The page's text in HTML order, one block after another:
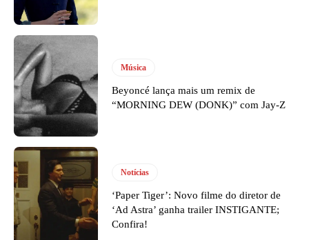
Música
Beyoncé lança mais um remix de
“MORNING DEW (DONK)” com Jay-Z
Notícias
‘Paper Tiger’: Novo filme do diretor de
‘Ad Astra’ ganha trailer INSTIGANTE;
Confira!